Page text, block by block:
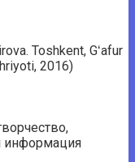
Toshkent, Gʻafur
2016)
информация